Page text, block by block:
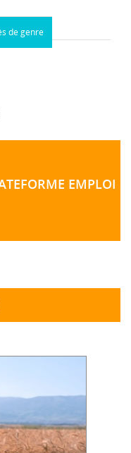
de genre
EMPLOI